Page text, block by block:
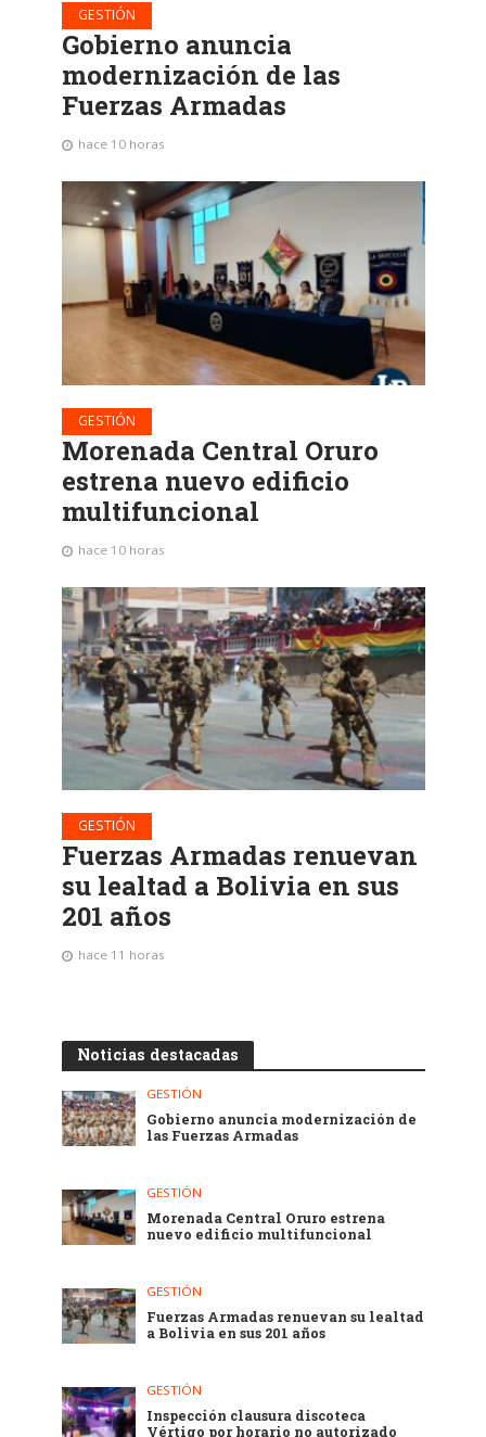
GESTIÓN
Gobierno anuncia
modernización de las
Fuerzas Armadas
hace 10 horas
GESTIÓN
Morenada Central Oruro
estrena nuevo edificio
multifuncional
hace 10 horas
GESTIÓN
Fuerzas Armadas renuevan
su lealtad a Bolivia en sus
201 años
hace 11 horas
Noticias destacadas
GESTIÓN
Gobierno anuncia modernización de
las Fuerzas Armadas
GESTIÓN
Morenada Central Oruro estrena
nuevo edificio multifuncional
GESTIÓN
Fuerzas Armadas renuevan su lealtad
a Bolivia en sus 201 años
GESTIÓN
Inspección clausura discoteca
Vértigo por horario no autorizado